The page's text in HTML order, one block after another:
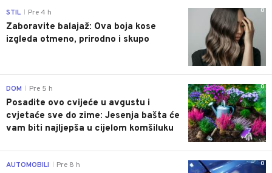
0
STIL Pre 4 h
Zaboravite balajaž: Ova boja kose
izgleda otmeno, prirodno i skupo
0
DOM Pre 5 h
Posadite ovo cvijeće u avgustu i
cvjetaće sve do zime: Jesenja bašta će
vam biti najljepša u cijelom komšiluku
0
AUTOMOBILI Pre 8 h